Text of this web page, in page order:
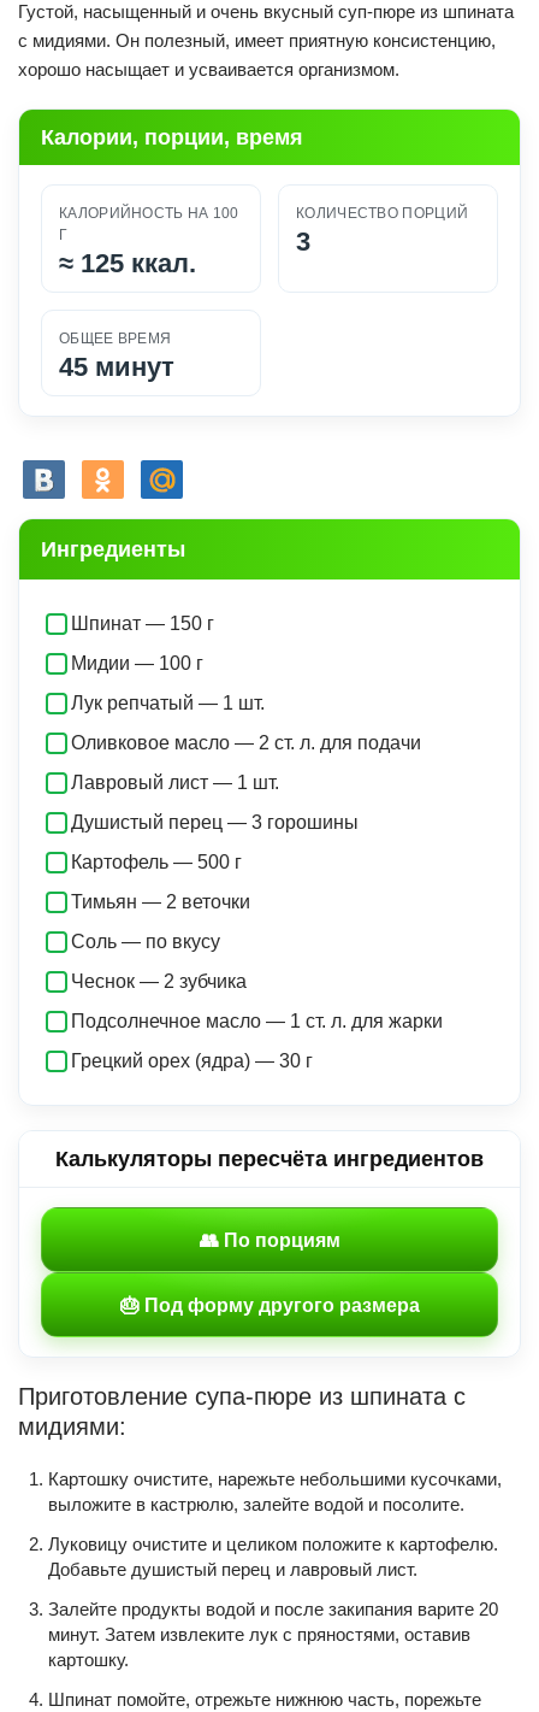
Густой, насыщенный и очень вкусный суп-пюре из шпината
с мидиями. Он полезный, имеет приятную консистенцию,
хорошо насыщает и усваивается организмом.
Калории, порции, время
КАЛОРИЙНОСТЬ НА 100
Г
≈ 125 ккал.
КОЛИЧЕСТВО ПОРЦИЙ
3
ОБЩЕЕ ВРЕМЯ
45 минут
Ингредиенты
Шпинат — 150 г
Мидии — 100 г
Лук репчатый — 1 шт.
Оливковое масло — 2 ст. л. для подачи
Лавровый лист — 1 шт.
Душистый перец — 3 горошины
Картофель — 500 г
Тимьян — 2 веточки
Соль — по вкусу
Чеснок — 2 зубчика
Подсолнечное масло — 1 ст. л. для жарки
Грецкий орех (ядра) — 30 г
Калькуляторы пересчёта ингредиентов
👥 По порциям
🎂 Под форму другого размера
Приготовление супа-пюре из шпината с
мидиями:
Картошку очистите, нарежьте небольшими кусочками,
выложите в кастрюлю, залейте водой и посолите.
Луковицу очистите и целиком положите к картофелю.
Добавьте душистый перец и лавровый лист.
Залейте продукты водой и после закипания варите 20
минут. Затем извлеките лук с пряностями, оставив
картошку.
Шпинат помойте, отрежьте нижнюю часть, порежьте